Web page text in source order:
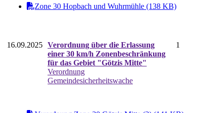
Zone 30 Hopbach und Wuhrmühle (138 KB)
16.09.2025 Verordnung über die Erlassung
einer 30 km/h Zonenbeschränkung
für das Gebiet "Götzis Mitte"
Verordnung
Gemeindesicherheitswache
1